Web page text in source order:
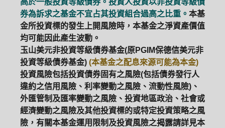
高於一般投資等級債券。投資人投資以非投資等級債
券為訴求之基金不宜占其投資組合過高之比重。 本基
金所投資標的發生上開風險時，本基金之淨資產價值
均可能因此產生波動。
玉山美元非投資等級債券基金(原PGIM保德信美元非
投資等級債券基金) (本基金之配息來源可能為本金)
投資風險包括投資債券固有之風險(包括債券發行人
違約之信用風險、利率變動之風險、流動性風險)、
外匯管制及匯率變動之風險、投資地區政治、社會或
經濟變動之風險及其他投資標的或特定投資策略之風
險，有關本基金運用限制及投資風險之揭露請詳見本